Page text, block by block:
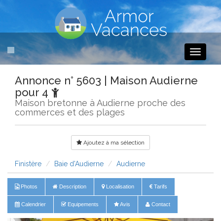
Toggle
Annonce n° 5603 | Maison Audierne
pour 4
Maison bretonne à Audierne proche des
commerces et des plages
Ajoutez à ma sélection
Finistère Baie d'Audierne Audierne
Photos Description Localisation Tarifs
Calendrier Equipements Avis Contact